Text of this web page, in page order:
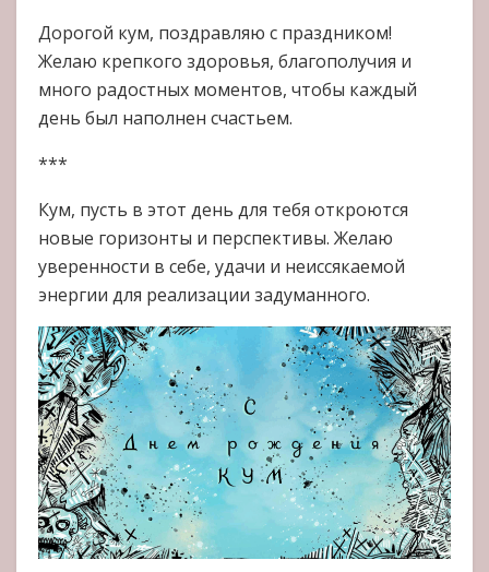
Дорогой кум, поздравляю с праздником!
Желаю крепкого здоровья, благополучия и
много радостных моментов, чтобы каждый
день был наполнен счастьем.
***
Кум, пусть в этот день для тебя откроются
новые горизонты и перспективы. Желаю
уверенности в себе, удачи и неиссякаемой
энергии для реализации задуманного.